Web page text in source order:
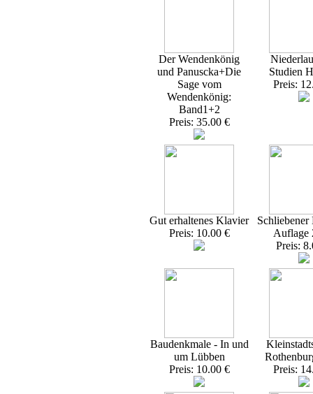
Der Wendenkönig
und Panuscka+Die
Sage vom
Wendenkönig:
Band1+2
Preis: 35.00 €
Studien
Preis:
Gut erhaltenes Klavier
Preis: 10.00 €
Schliebener
Auflage
Preis:
Baudenkmale - In und
um Lübben
Preis: 10.00 €
Preis: